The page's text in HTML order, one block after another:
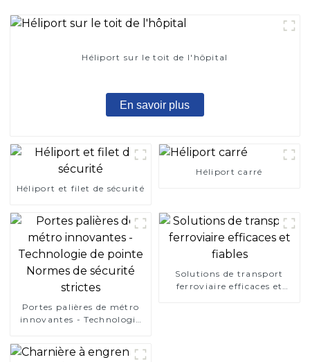
Héliport sur le toit de l'hôpital
En savoir plus
Héliport et filet de sécurité
Héliport carré
Portes palières de métro
innovantes - Technologie
Solutions de transport
ferroviaire efficaces et